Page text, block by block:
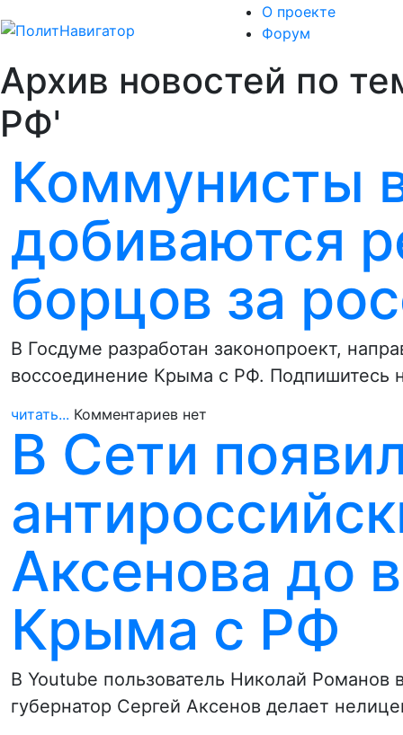
О проекте
Форум
Архив новостей по
РФ'
Коммунисты
добиваются
борцов за
В Госдуме разработан законопроект,
воссоединение Крыма с РФ. Подпишитесь
читать... Комментариев нет
В Сети
Аксенова до
Крыма с РФ
В Youtube пользователь Николай
губернатор Сергей Аксенов делает